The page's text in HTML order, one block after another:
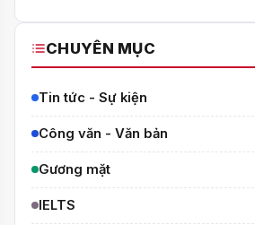
CHUYÊN MỤC
Tin tức - Sự kiện
Công văn - Văn bản
Gương mặt
IELTS